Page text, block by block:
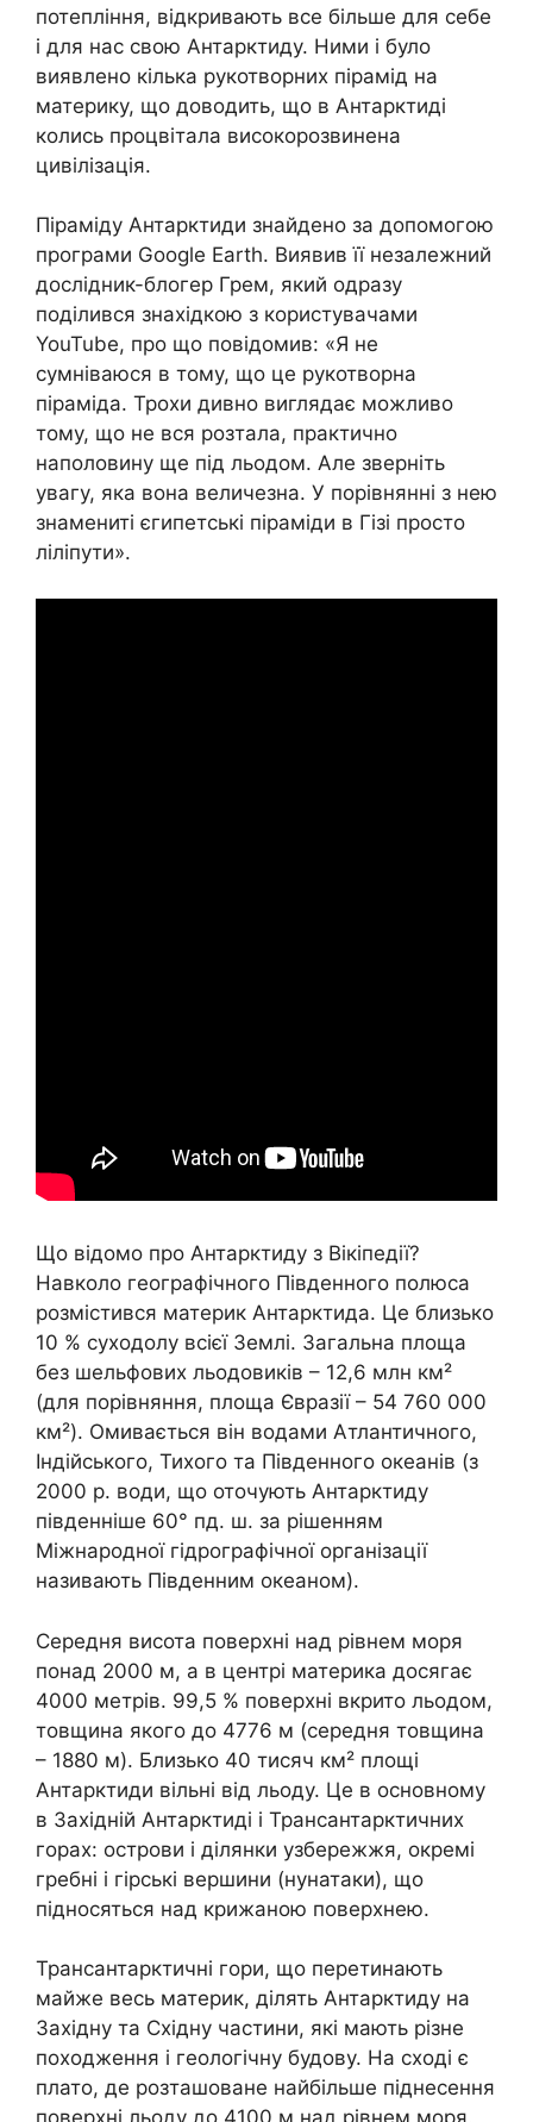
потепління, відкривають все більше для себе
і для нас свою Антарктиду. Ними і було
виявлено кілька рукотворних пірамід на
материку, що доводить, що в Антарктиді
колись процвітала високорозвинена
цивілізація.
Піраміду Антарктиди знайдено за допомогою
програми Google Earth. Виявив її незалежний
дослідник-блогер Грем, який одразу
поділився знахідкою з користувачами
YouTube, про що повідомив: «Я не
сумніваюся в тому, що це рукотворна
піраміда. Трохи дивно виглядає можливо
тому, що не вся розтала, практично
наполовину ще під льодом. Але зверніть
увагу, яка вона величезна. У порівнянні з нею
знамениті єгипетські піраміди в Гізі просто
ліліпути».
Що відомо про Антарктиду з Вікіпедії?
Навколо географічного Південного полюса
розмістився материк Антарктида. Це близько
10 % суходолу всієї Землі. Загальна площа
без шельфових льодовиків – 12,6 млн км²
(для порівняння, площа Євразії – 54 760 000
км²). Омивається він водами Атлантичного,
Індійського, Тихого та Південного океанів (з
2000 р. води, що оточують Антарктиду
південніше 60° пд. ш. за рішенням
Міжнародної гідрографічної організації
називають Південним океаном).
Середня висота поверхні над рівнем моря
понад 2000 м, а в центрі материка досягає
4000 метрів. 99,5 % поверхні вкрито льодом,
товщина якого до 4776 м (середня товщина
– 1880 м). Близько 40 тисяч км² площі
Антарктиди вільні від льоду. Це в основному
в Західній Антарктиді і Трансантарктичних
горах: острови і ділянки узбережжя, окремі
гребні і гірські вершини (нунатаки), що
підносяться над крижаною поверхнею.
Трансантарктичні гори, що перетинають
майже весь материк, ділять Антарктиду на
Західну та Східну частини, які мають різне
походження і геологічну будову. На сході є
плато, де розташоване найбільше піднесення